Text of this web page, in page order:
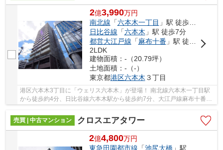
2億3,990万円
南北線 「六本木一丁目 」駅 徒歩4分
日比谷線 「六本木 」駅 徒歩7分
都営大江戸線 「麻布十番 」駅 徒歩9分
2LDK
建物面積：-（20.79坪）
土地面積：-（-）
東京都港区六本木 ３丁目
港区六本木3丁目に「ウェリス六本木」が登場！ 南北線六本木一丁目駅
から徒歩約4分、日比谷線六本木駅から徒歩約7分、大江戸線麻布十番駅
売買 | 中古マンション
クロスエアタワー
2億4,800万円
東急田園都市線 「池尻大橋 」駅 徒歩5分